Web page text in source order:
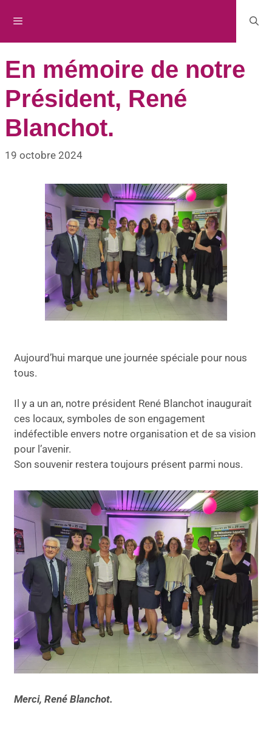
En mémoire de notre
Président, René
Blanchot.
19 octobre 2024
Aujourd’hui marque une journée spéciale pour nous
tous.
Il y a un an, notre président René Blanchot inaugurait
ces locaux, symboles de son engagement
indéfectible envers notre organisation et de sa vision
pour l’avenir.
Son souvenir restera toujours présent parmi nous.
Merci, René Blanchot.